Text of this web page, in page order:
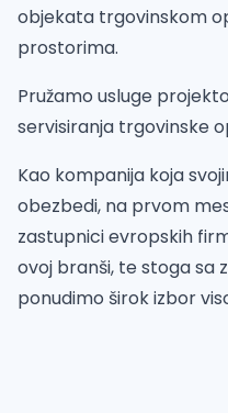
objekata trgovinskom
prostorima.
Pružamo usluge
servisiranja trgovinske
Kao kompanija koja
obezbedi, na prvom
zastupnici evropskih
ovoj branši, te stoga sa
ponudimo širok izbor